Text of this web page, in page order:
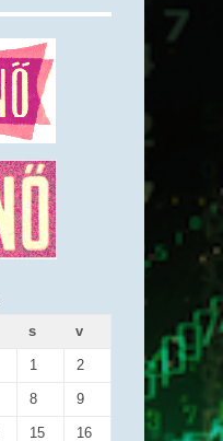
s v
1 2
8 9
15 16